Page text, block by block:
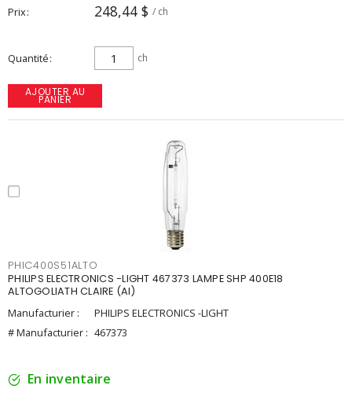
Prix 248,44 $ / ch
Quantité ch
AJOUTER AU
PANIER
PHIC400S51ALTO
PHILIPS ELECTRONICS -LIGHT 467373 LAMPE SHP 400E18
ALTOGOLIATH CLAIRE (AI)
Manufacturier :
PHILIPS ELECTRONICS -LIGHT
# Manufacturier : 467373
En inventaire